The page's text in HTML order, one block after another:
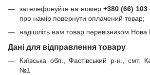
зателефонуйте на номер +380 (66) 103
про намір повернути оплачений товар;
надішліть нам товар перевізником
Дані для відправлення товару
Київська обл., Фастівський р-н., смт.
№1